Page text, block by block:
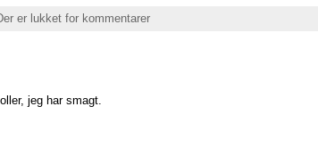
er lukket for kommentarer
jeg har smagt.